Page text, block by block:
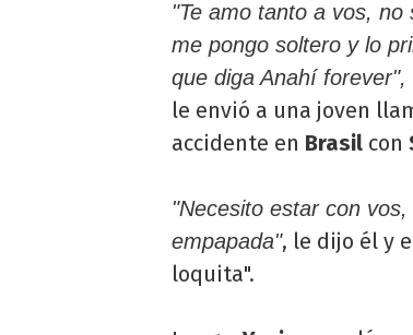
"Te amo tanto a vos,
me pongo soltero y lo
que diga Anahí forever",
le envió a una joven
accidente en Brasil con
"Necesito estar con
empapada", le dijo él y
loquita".